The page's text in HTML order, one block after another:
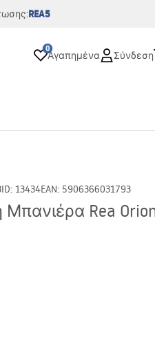
REA5
0
Αγαπημένα Σύνδεση
ID: 13434EAN: 5906366031793
Rea